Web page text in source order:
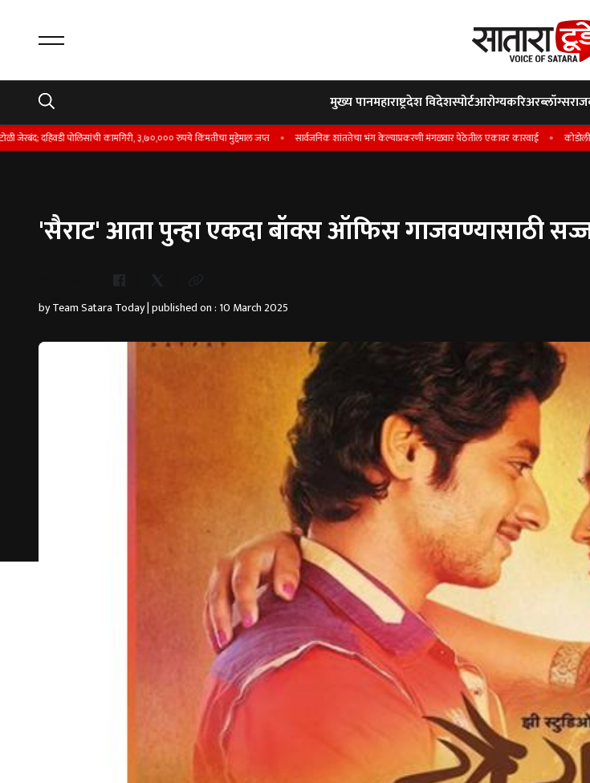
मुख्य पानमहाराष्ट्रदेश विदेशस्पोर्टआरोग्यकरिअरब्लॉग्स
दहिवडी पोलिसांची कामगिरी, ३,७०,००० रुपये किंमतीचा मुद्देमाल जप्त सार्वजनिक शांततेचा भंग केल्याप्रकरणी मंगळवार पेठेतील एकावर कारवाई कोडोली येथे सुमारे
'सैराट' आता पुन्हा एकदा बॉक्स ऑफिस गाजवण्यासाठी
by Team Satara Today | published on : 10 March 2025